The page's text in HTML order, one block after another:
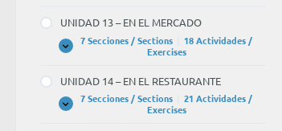
¿QUÉ
TE
PONES
FIESTA?
UNIDAD 13 – EN EL MERCADO
Expandir
UNIDAD
EN
EL
MERCADO
7 Secciones / Sections
18 Actividades /
Exercises
UNIDAD 14 – EN EL RESTAURANTE
Expandir
UNIDAD
7 Secciones / Sections
21 Actividades /
Exercises